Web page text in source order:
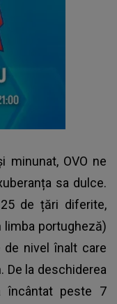
minunat, OVO ne
sa dulce.
de țări diferite,
limba portugheză)
nivel înalt care
De la deschiderea
încântat peste 7